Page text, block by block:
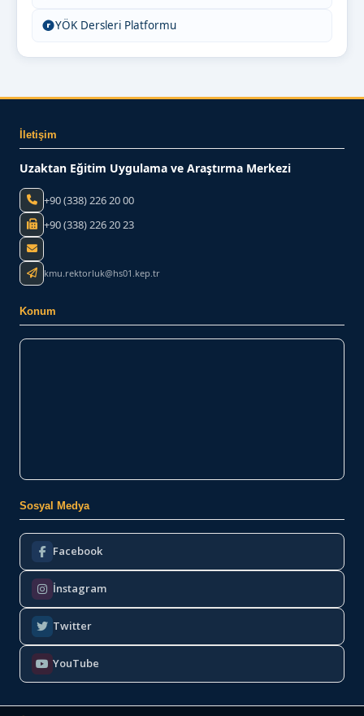
YÖK Dersleri Platformu
İletişim
Uzaktan Eğitim Uygulama ve Araştırma Merkezi
+90 (338) 226 20 00
+90 (338) 226 20 23
kmu.rektorluk@hs01.kep.tr
Konum
Sosyal Medya
Facebook
İnstagram
Twitter
YouTube